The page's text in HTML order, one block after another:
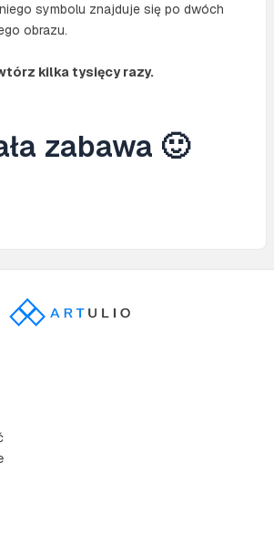
symbolu znajduje się po dwóch
obrazu.
kilka tysięcy razy.
zabawa 🙂